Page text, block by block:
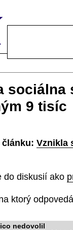
sociálna
9 tisíc
Vznikla
do diskusií ako
ktorý
nedovolil